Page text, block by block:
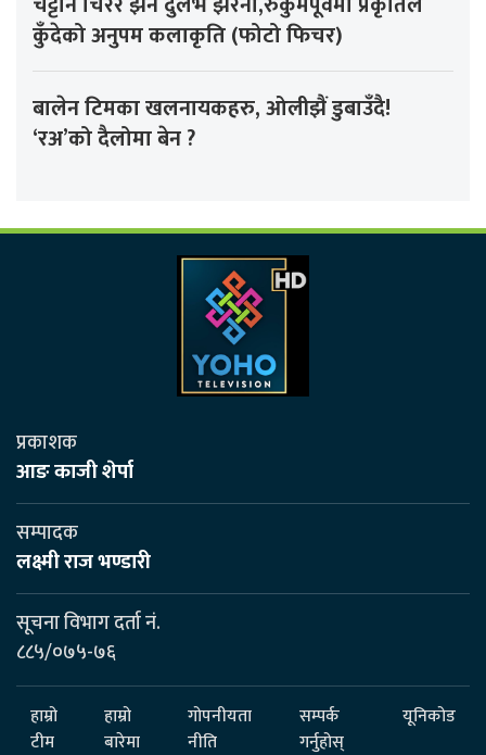
कुँदेको अनुपम कलाकृति (फोटो फिचर)
बालेन टिमका खलनायकहरु, ओलीझैं डुबाउँदै!
‘रअ’को दैलोमा बेन ?
प्रकाशक
आङ काजी शेर्पा
सम्पादक
लक्ष्मी राज भण्डारी
सूचना विभाग दर्ता नं.
८८५/०७५-७६
हाम्रो
टीम
हाम्रो
बारेमा
गोपनीयता
नीति
सम्पर्क
गर्नुहोस्
यूनिकोड